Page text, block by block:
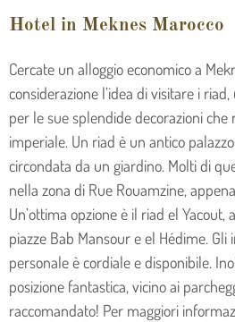
Hotel in Meknes Marocco
Cercate un alloggio economico a
considerazione l’idea di visitare i
per le sue splendide decorazioni
imperiale. Un riad è un antico
circondata da un giardino. Molti di
nella zona di Rue Rouamzine,
Un’ottima opzione è il riad el
piazze Bab Mansour e el Hédime.
personale è cordiale e disponibile.
posizione fantastica, vicino ai
raccomandato! Per maggiori